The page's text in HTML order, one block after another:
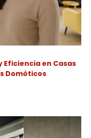
Eficiencia en Casas
Domóticos